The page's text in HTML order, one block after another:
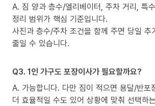
A. 짐 양과 층수/엘리베이터, 주차 거리, 특
정리 범위가 핵심 기준입니다.
사진과 층수/주차 조건을 함께 주면 당일 추
줄일 수 있습니다.
Q3. 1인 가구도 포장이사가 필요할까요?
A. 가능합니다. 다만 짐이 적으면 용달/반포
더 효율적일 수도 있어 상황에 맞춰 선택하